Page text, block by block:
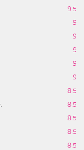
9.5
9
9
9
9
9
8.5
8.5
8.5
8.5
8.5